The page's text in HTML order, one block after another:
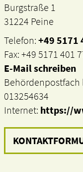
Burgstraße 1
31224 Peine
Telefon:+49 5171
Fax: +49 5171 401
E-Mail schreiben
Behördenpostfach
013254634
Internet: https://